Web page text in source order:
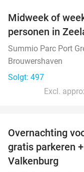
Midweek of
personen in
Summio Parc Port
Brouwershaven
Solgt: 497
Excl.
Overnachting
gratis parkeren
Valkenburg